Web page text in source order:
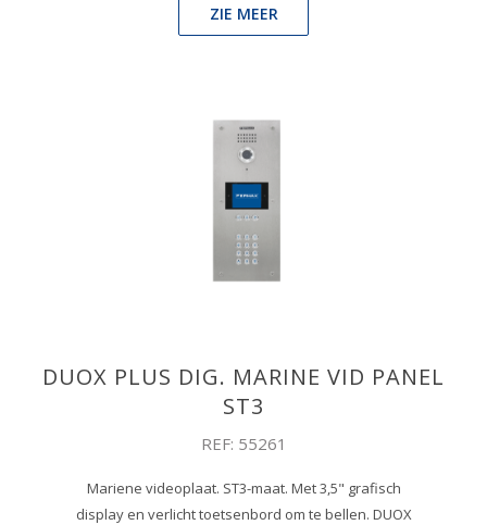
ZIE MEER
DUOX PLUS DIG. MARINE VID PANEL
ST3
REF: 55261
Mariene videoplaat. ST3-maat. Met 3,5" grafisch
display en verlicht toetsenbord om te bellen. DUOX